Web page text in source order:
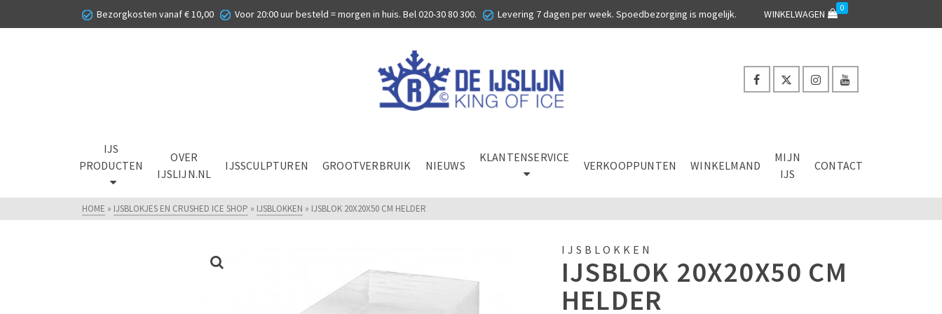
Bezorgkosten vanaf € 10,00 Voor 20:00 uur besteld = morgen in huis. Bel020-30 80 300. Levering 7 dagen per week. Spoedbezorging is mogelijk. WINKELWAGEN 0
IJS
PRODUCTEN
OVER
IJSLIJN.NL
IJSSCULPTUREN GROOTVERBRUIK NIEUWS
KLANTENSERVICE
VERKOOPPUNTEN WINKELMAND
MIJN
IJS
CONTACT
HOME » IJSBLOKJES EN CRUSHED ICE SHOP » IJSBLOKKEN » IJSBLOK 20X20X50 CM HELDER
IJSBLOKKEN
IJSBLOK 20X20X50 CM
HELDER